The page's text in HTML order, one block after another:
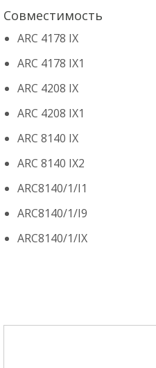
Совместимость
ARC 4178 IX
ARC 4178 IX1
ARC 4208 IX
ARC 4208 IX1
ARC 8140 IX
ARC 8140 IX2
ARC8140/1/I1
ARC8140/1/I9
ARC8140/1/IX